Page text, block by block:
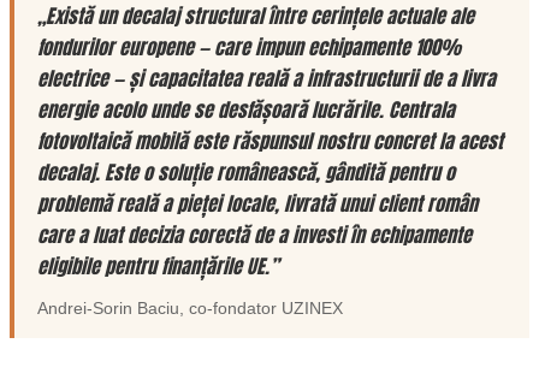
„Există un decalaj structural între cerințele actuale ale
fondurilor europene — care impun echipamente 100%
electrice — și capacitatea reală a infrastructurii de a livra
energie acolo unde se desfășoară lucrările. Centrala
fotovoltaică mobilă este răspunsul nostru concret la acest
decalaj. Este o soluție românească, gândită pentru o
problemă reală a pieței locale, livrată unui client român
care a luat decizia corectă de a investi în echipamente
eligibile pentru finanțările UE.”
Andrei-Sorin Baciu, co-fondator UZINEX